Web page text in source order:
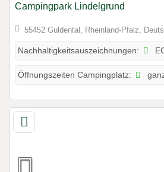
Campingpark Lindelgrund
55452 Guldental, Rheinland-Pfalz,
Nachhaltigkeitsauszeichnungen:
Öffnungszeiten Campingplatz: